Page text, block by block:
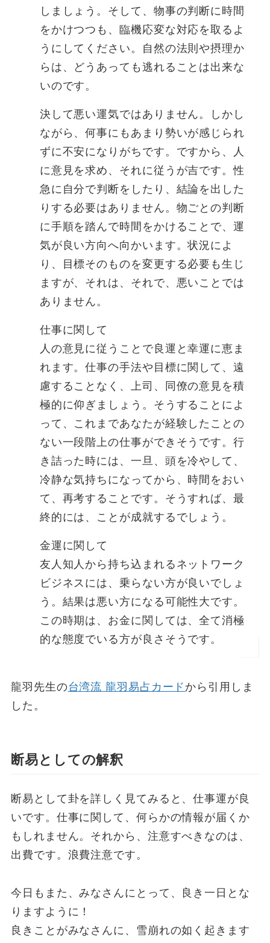
しましょう。そして、物事の判断に時間
をかけつつも、臨機応変な対応を取るよ
うにしてください。自然の法則や摂理か
らは、どうあっても逃れることは出来な
いのです。
決して悪い運気ではありません。しかし
ながら、何事にもあまり勢いが感じられ
ずに不安になりがちです。ですから、人
に意見を求め、それに従うが吉です。性
急に自分で判断をしたり、結論を出した
りする必要はありません。物ごとの判断
に手順を踏んで時間をかけることで、運
気が良い方向へ向かいます。状況によ
り、目標そのものを変更する必要も生じ
ますが、それは、それで、悪いことでは
ありません。
仕事に関して
人の意見に従うことで良運と幸運に恵ま
れます。仕事の手法や目標に関して、遠
慮することなく、上司、同僚の意見を積
極的に仰ぎましょう。そうすることによ
って、これまであなたが経験したことの
ない一段階上の仕事ができそうです。行
き詰った時には、一旦、頭を冷やして、
冷静な気持ちになってから、時間をおい
て、再考することです。そうすれば、最
終的には、ことが成就するでしょう。
金運に関して
友人知人から持ち込まれるネットワーク
ビジネスには、乗らない方が良いでしょ
う。結果は悪い方になる可能性大です。
この時期は、お金に関しては、全て消極
的な態度でいる方が良さそうです。
龍羽先生の台湾流 龍羽易占カードから引用しま
した。
断易としての解釈
断易として卦を詳しく見てみると、仕事運が良
いです。仕事に関して、何らかの情報が届くか
もしれません。それから、注意すべきなのは、
出費です。浪費注意です。
今日もまた、みなさんにとって、良き一日とな
りますように！
良きことがみなさんに、雪崩れの如く起きます